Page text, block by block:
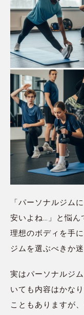
「パーソナルジム
安いよね…」と悩ん
理想のボディを手
ジムを選ぶべきか
実はパーソナルジ
いても内容はかな
こともありますが